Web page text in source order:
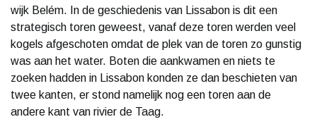
wijk Belém. In de geschiedenis van Lissabon is dit een
strategisch toren geweest, vanaf deze toren werden veel
kogels afgeschoten omdat de plek van de toren zo gunstig
was aan het water. Boten die aankwamen en niets te
zoeken hadden in Lissabon konden ze dan beschieten van
twee kanten, er stond namelijk nog een toren aan de
andere kant van rivier de Taag.